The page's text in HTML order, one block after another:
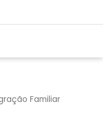
Familiar